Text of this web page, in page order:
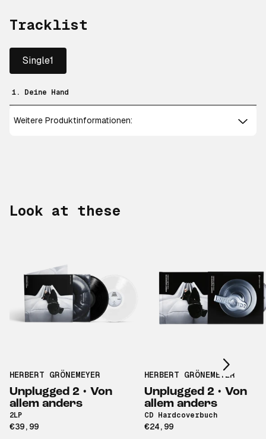
Tracklist
Single1
1. Deine Hand
Weitere Produktinformationen:
Look at these
HERBERT GRÖNEMEYER
Unplugged 2 • Von
allem anders
2LP
€39,99
HERBERT GRÖNEMEYER
Unplugged 2 • Von
allem anders
CD Hardcoverbuch
€24,99
Scroll right